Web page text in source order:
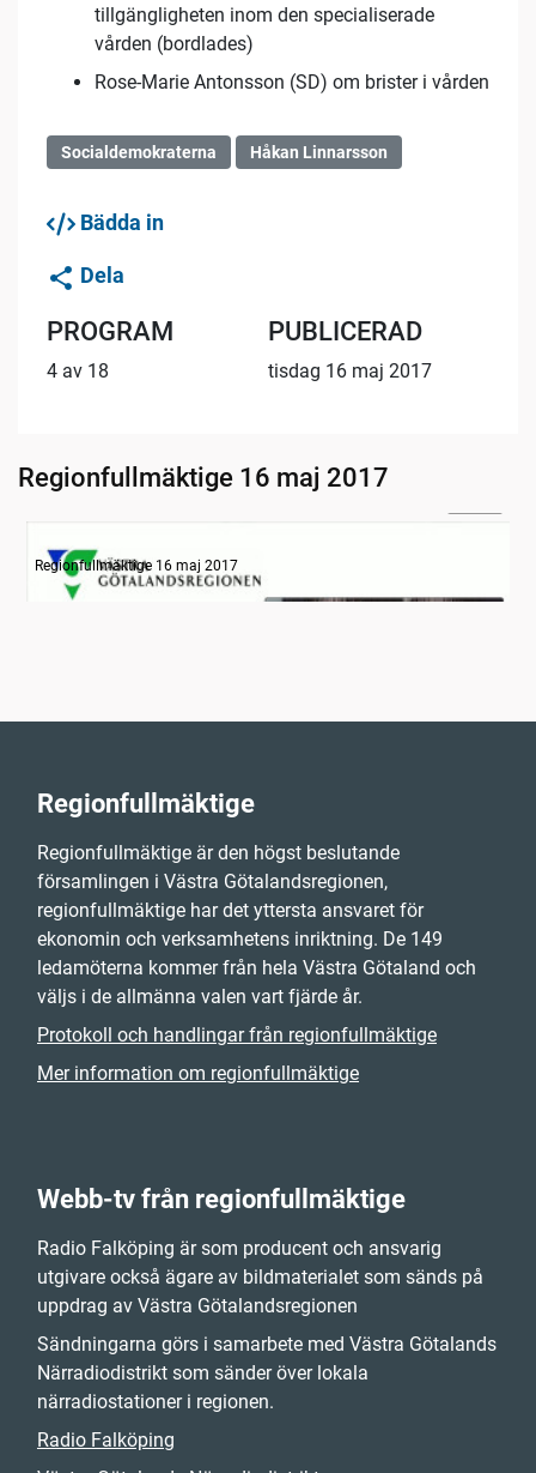
tillgängligheten inom den specialiserade
vården (bordlades)
Rose-Marie Antonsson (SD) om brister i vården
Socialdemokraterna Håkan Linnarsson
Bädda in
Dela
PROGRAM
4 av 18
PUBLICERAD
tisdag 16 maj 2017
Regionfullmäktige 16 maj 2017
Information om dagens ärenden
Regionfullmäktige 16 maj 2017
Regionfullmäktige
Regionfullmäktige är den högst beslutande
församlingen i Västra Götalandsregionen,
regionfullmäktige har det yttersta ansvaret för
ekonomin och verksamhetens inriktning. De 149
ledamöterna kommer från hela Västra Götaland och
väljs i de allmänna valen vart fjärde år.
Protokoll och handlingar från regionfullmäktige
Mer information om regionfullmäktige
Webb-tv från regionfullmäktige
Radio Falköping är som producent och ansvarig
utgivare också ägare av bildmaterialet som sänds på
uppdrag av Västra Götalandsregionen
Sändningarna görs i samarbete med Västra Götalands
Närradiodistrikt som sänder över lokala
närradiostationer i regionen.
Radio Falköping